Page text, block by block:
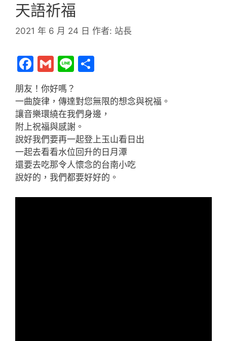
天語祈福
2021 年 6 月 24 日 作者: 站長
F
a
c
e
b
o
o
k
G
m
ai
l
Li
e
朋友！你好嗎？
一曲旋律，傳達對您無限的想念與祝福。
讓音樂環繞在我們身邊，
附上祝福與感謝。
說好我們要再一起登上玉山看日出
一起去看看水位回升的日月潭
還要去吃那令人懷念的台南小吃
說好的，我們都要好好的。